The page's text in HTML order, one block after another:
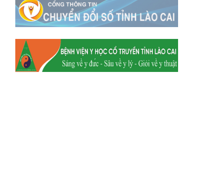
Xã Mường
Hum
Xã Dền Sáng
Xã Trịnh Tường
Xã Nậm Chày
Xã Bản Xèo
Xã Bát Xát